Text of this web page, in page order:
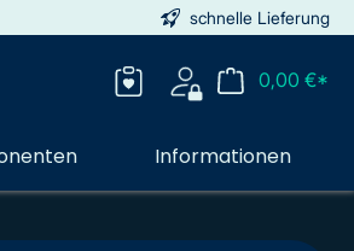
schnelle Lieferung
0,00 €*
Informationen